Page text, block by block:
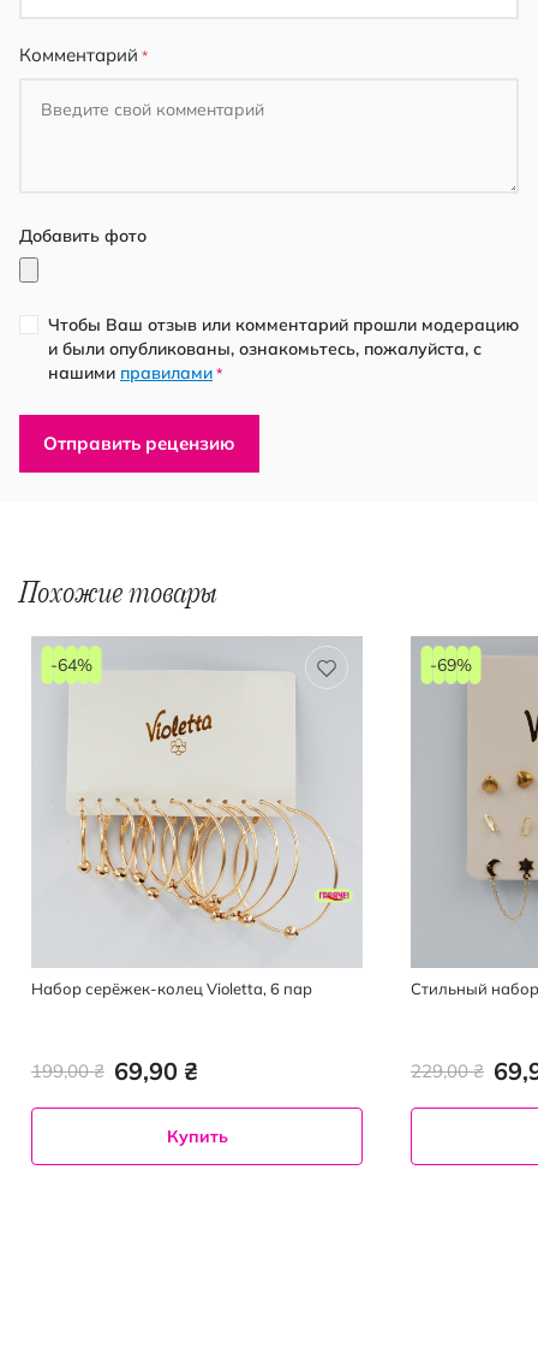
Комментарий
Добавить фото
Чтобы Ваш отзыв или комментарий прошли модерацию
и были опубликованы, ознакомьтесь, пожалуйста, с
нашими правилами *
Отправить рецензию
Похожие товары
Набор серёжек-колец Violetta, 6 пар
69,90 ₴
199,00 ₴
-64%
Купить
Стильный
229,00 ₴
-69%